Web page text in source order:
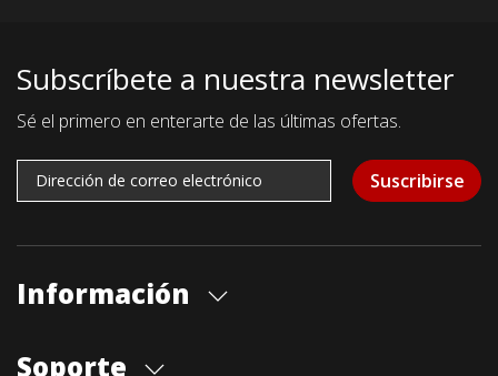
Subscríbete a nuestra newsletter
Sé el primero en enterarte de las últimas ofertas.
Suscribirse
Información
Soporte